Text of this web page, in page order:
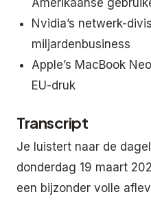
Amerikaanse
Nvidia’s netwerk-
miljardenbusiness
Apple’s MacBook
EU-druk
Transcript
Je luistert naar de
donderdag 19 maart
een bijzonder volle